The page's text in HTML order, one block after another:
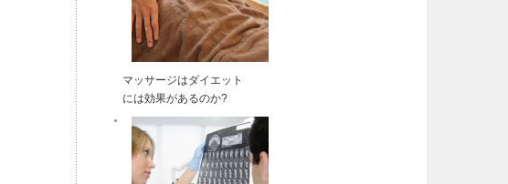
マッサージはダイエット
には効果があるのか?